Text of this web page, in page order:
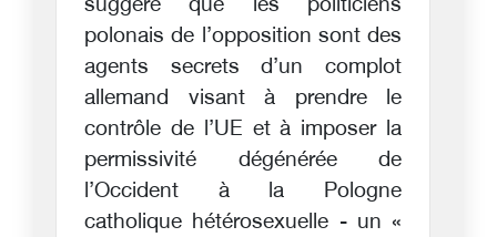
suggère que les politiciens
polonais de l’opposition sont des
agents secrets d’un complot
allemand visant à prendre le
contrôle de l’UE et à imposer la
permissivité dégénérée de
l’Occident à la Pologne
catholique hétérosexuelle - un «